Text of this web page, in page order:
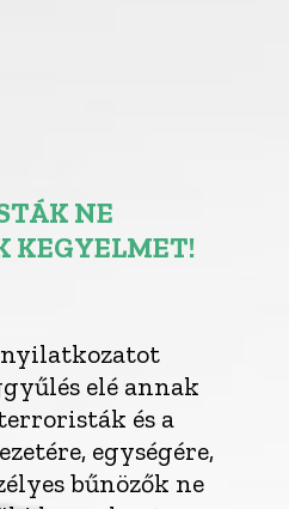
NE
KEGYELMET!
elé annak
és a
egységére,
bűnözők ne